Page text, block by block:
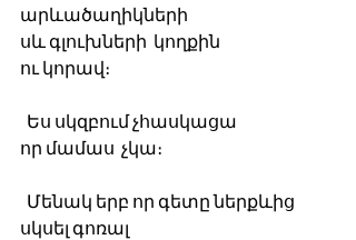
արևածաղիկների
սև գլուխների  կողքին
ու կորավ։
  Ես սկզբում չհասկացա
որ մամաս  չկա։
  Մենակ երբ որ գետը ներքևից
սկսել գոռալ